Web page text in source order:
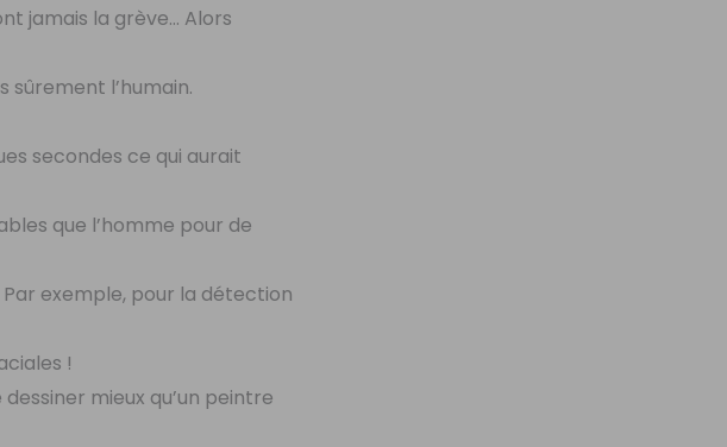
jamais la grève… Alors
sûrement l’humain.
secondes ce qui aurait
que l’homme pour de
exemple, pour la détection
!
mieux qu’un peintre